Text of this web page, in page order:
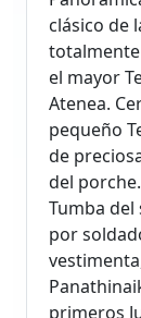
clásico de
el mayor
Atenea.
pequeño
de
del
Tumba
por
primeros